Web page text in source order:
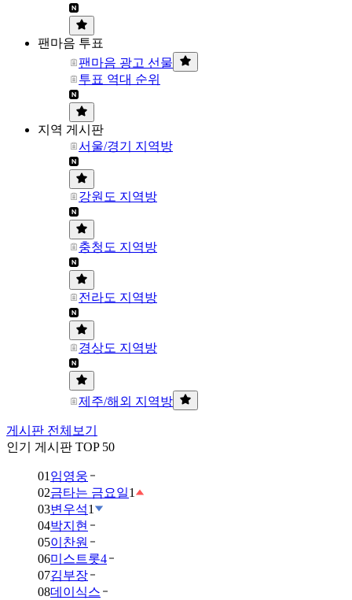
팬마음 투표
팬마음 광고 선물
투표 역대 순위
지역 게시판
서울/경기 지역방
강원도 지역방
충청도 지역방
전라도 지역방
경상도 지역방
제주/해외 지역방
게시판 전체보기
인기 게시판 TOP 50
01 임영웅
02금타는 금요일1
03변우석1
04박지현
05이찬원
06미스트롯4
07김부장
08데이식스